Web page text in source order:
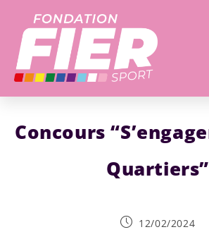
Concours
Quartiers”
12/02/2024